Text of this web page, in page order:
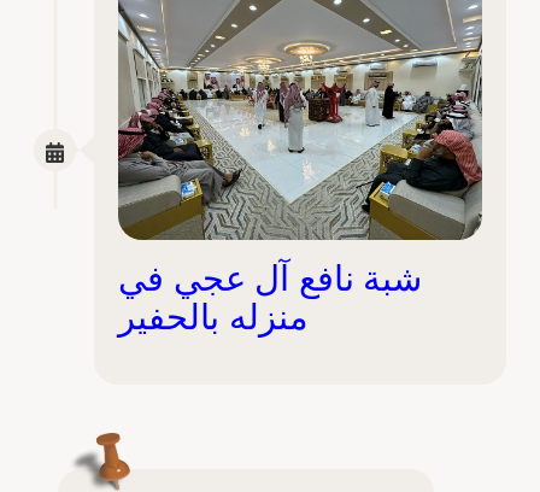
شبة نافع آل عجي في
منزله بالحفير